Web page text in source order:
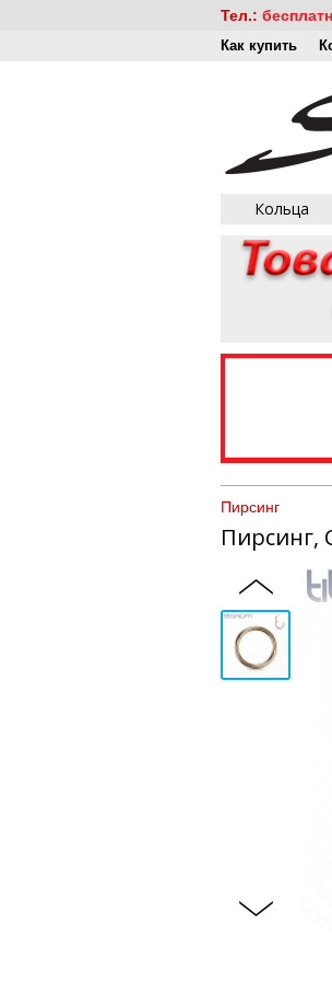
Тел.:
Как купить
Кольца
Пирсинг
Пирсинг,